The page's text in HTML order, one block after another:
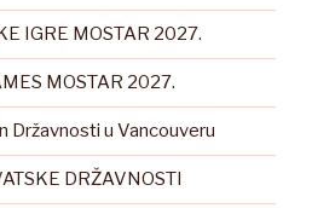
IGRE MOSTAR 2027.
MOSTAR 2027.
Državnosti u Vancouveru
DRŽAVNOSTI